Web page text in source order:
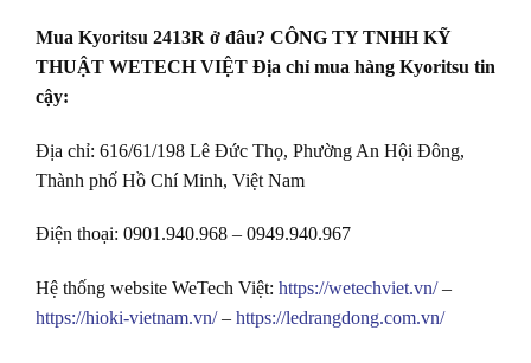
Mua Kyoritsu 2413R ở đâu? CÔNG TY TNHH KỸ
THUẬT WETECH VIỆT Địa chỉ mua hàng Kyoritsu tin
cậy:
Địa chỉ: 616/61/198 Lê Đức Thọ, Phường An Hội Đông,
Thành phố Hồ Chí Minh, Việt Nam
Điện thoại: 0901.940.968 – 0949.940.967
Hệ thống website WeTech Việt: https://wetechviet.vn/–
https://hioki-vietnam.vn/– https://ledrangdong.com.vn/